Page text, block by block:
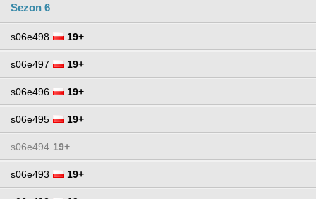
Sezon 6
s06e498 19+
s06e497 19+
s06e496 19+
s06e495 19+
s06e494 19+
s06e493 19+